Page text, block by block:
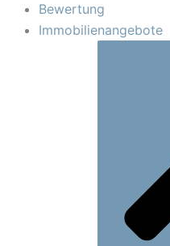
Bewertung
Immobilienangebote